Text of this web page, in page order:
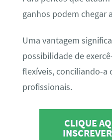
ganhos podem chegar
Uma vantagem
possibilidade de
flexíveis, conciliando-a
profissionais.
CLIQUE